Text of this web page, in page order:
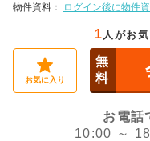
物件資料
ログイン後に物件
1 人がお
お気に入り
無
料
お電話
10:00 ～